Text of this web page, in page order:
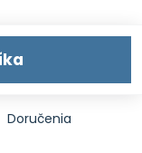
Doručenia